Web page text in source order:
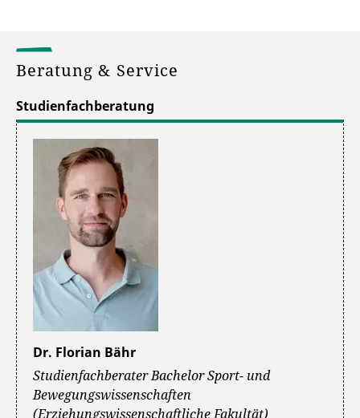
Beratung & Service
Studienfachberatung
Dr. Florian Bähr
Studienfachberater Bachelor Sport- und
Bewegungswissenschaften
(Erziehungswissenschaftliche Fakultät)